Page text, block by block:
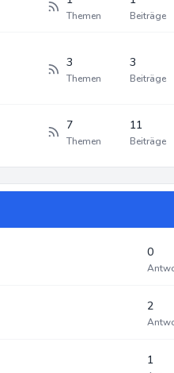
Themen Beiträge
3
Themen
3
Beiträge
7
Themen
11
Beiträge
0
2
1